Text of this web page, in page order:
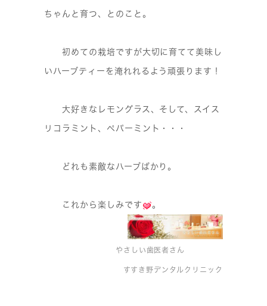
ちゃんと育つ、とのこと。
初めての栽培ですが大切に育てて美味し
いハーブティーを淹れれるよう頑張ります！
大好きなレモングラス、そして、スイス
リコラミント、ペパーミント・・・
どれも素敵なハーブばかり。
これから楽しみです 。
やさしい歯医者さん
すすき野デンタルクリニック